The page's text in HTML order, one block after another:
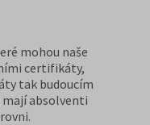
mohou naše
certifikáty,
tak budoucím
absolventi